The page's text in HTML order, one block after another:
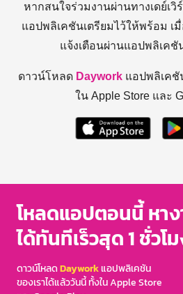
หากสนใจร่วมงานผ่านทางเดย์เ
แอปพลิเคชันเตรียมไว้ให้พร้อม เ
แจ้งเตือนผ่านแอปพลิเค
ดาวน์โหลด Daywork แอปพลิเคชั
ใน Apple Store และ
โหลดแอปตอนนี้ หา
ได้ทันทีเร็วสุด 1 ชั่วโ
ดาวน์โหลดDayworkแอปพลิเคชัน
ของเราได้แล้ววันนี้ ทั้งใน Apple Store